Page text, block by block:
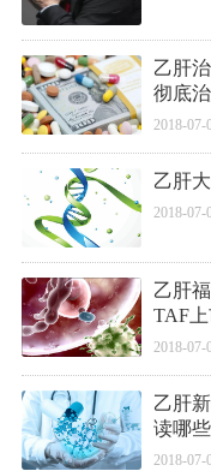
乙肝
彻底
2018-07-
乙肝
2018-07-
乙肝
TAF
2018-07-
乙肝
读哪
2018-07-